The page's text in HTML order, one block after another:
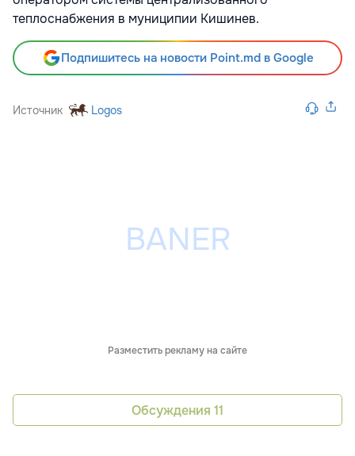
теплоснабжения в муниципии Кишинев.
Подпишитесь на новости Point.md в Google
Источник Logos
Разместить рекламу на сайте
Обсуждения 11